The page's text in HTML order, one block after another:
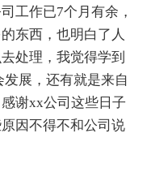
工作已7个月有余，
东西，也明白了人
处理，我觉得学到
展，还有就是来自
谢xx公司这些日子
因不得不和公司说